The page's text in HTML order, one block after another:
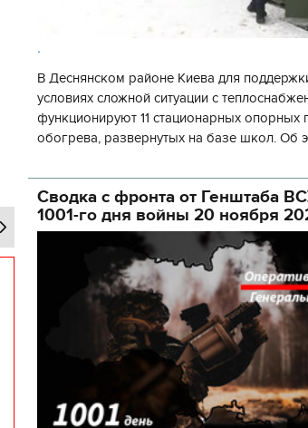
.
В Деснянском районе Киева для
условиях сложной ситуации с
функционируют 11 стационарных опорных
обогрева, развернутых на базе школ. Об
государственной а
Сводка с фронта от Генштаба
1001-го дня войны 20 ноября